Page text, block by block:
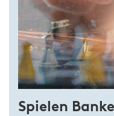
Spielen